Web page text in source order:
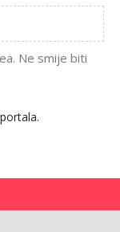
Ne smije biti